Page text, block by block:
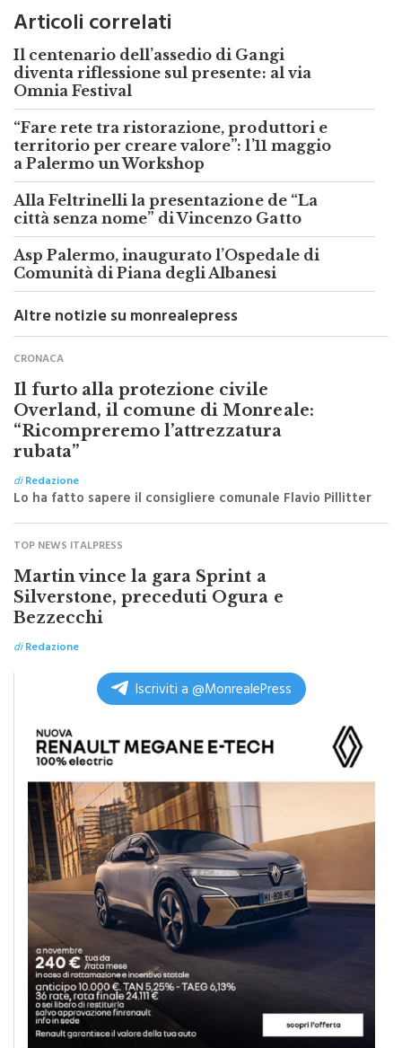
Articoli correlati
Il centenario dell’assedio di Gangi
diventa riflessione sul presente: al via
Omnia Festival
“Fare rete tra ristorazione, produttori e
territorio per creare valore”: l’11 maggio
a Palermo un Workshop
Alla Feltrinelli la presentazione de “La
città senza nome” di Vincenzo Gatto
Asp Palermo, inaugurato l’Ospedale di
Comunità di Piana degli Albanesi
Altre notizie su monrealepress
CRONACA
Il furto alla protezione civile
Overland, il comune di Monreale:
“Ricompreremo l’attrezzatura
rubata”
diRedazione
Lo ha fatto sapere il consigliere comunale Flavio Pillitter
TOP NEWS ITALPRESS
Martin vince la gara Sprint a
Silverstone, preceduti Ogura e
Bezzecchi
diRedazione
Iscriviti a @MonrealePress